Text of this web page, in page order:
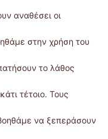
αναθέσει οι
στην χρήση του
το λάθος
τέτοιο. Τους
να ξεπεράσουν